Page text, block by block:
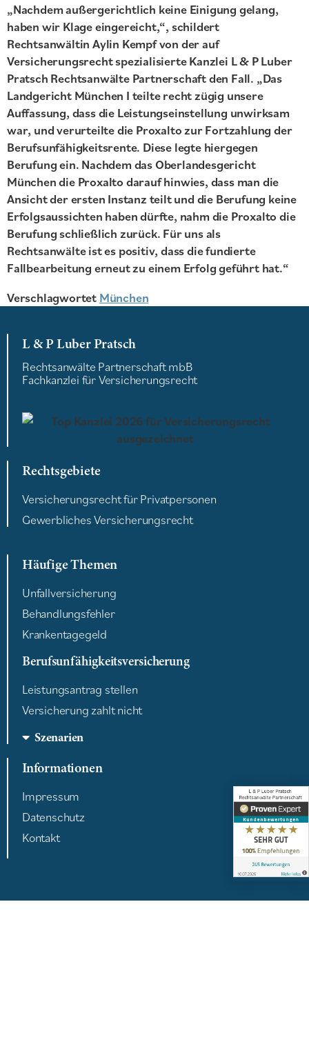
„Nachdem außergerichtlich keine Einigung gelang,
haben wir Klage eingereicht,“, schildert
Rechtsanwältin Aylin Kempf von der auf
Versicherungsrecht spezialisierte Kanzlei L & P Luber
Pratsch Rechtsanwälte Partnerschaft den Fall. „Das
Landgericht München I teilte recht zügig unsere
Auffassung, dass die Leistungseinstellung unwirksam
war, und verurteilte die Proxalto zur Fortzahlung der
Berufsunfähigkeitsrente. Diese legte hiergegen
Berufung ein. Nachdem das Oberlandesgericht
München die Proxalto darauf hinwies, dass man die
Ansicht der ersten Instanz teilt und die Berufung keine
Erfolgsaussichten haben dürfte, nahm die Proxalto die
Berufung schließlich zurück. Für uns als
Rechtsanwälte ist es positiv, dass die fundierte
Fallbearbeitung erneut zu einem Erfolg geführt hat.“
Verschlagwortet München
L & P Luber Pratsch
Rechtsanwälte Partnerschaft mbB
Fachkanzlei für Versicherungsrecht
Rechtsgebiete
Versicherungsrecht für Privatpersonen
Gewerbliches Versicherungsrecht
Häufige Themen
Unfallversicherung
Behandlungsfehler
Krankentagegeld
Berufsunfähigkeitsversicherung
Leistungsantrag stellen
Versicherung zahlt nicht
Szenarien
Informationen
Impressum
Datenschutz
Kontakt